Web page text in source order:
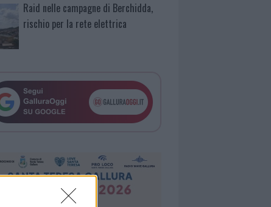
Raid nelle campagne di Berchidda,
rischio per la rete elettrica